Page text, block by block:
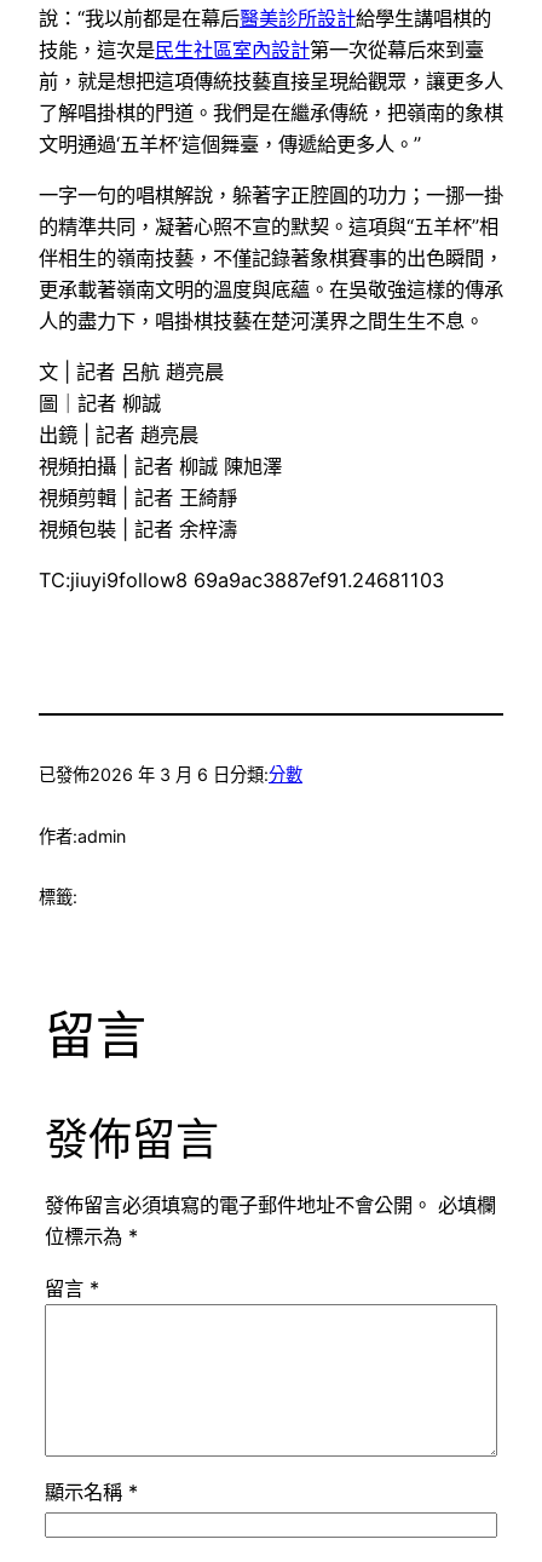
說：“我以前都是在幕后醫美診所設計給學生講唱棋的
技能，這次是民生社區室內設計第一次從幕后來到臺
前，就是想把這項傳統技藝直接呈現給觀眾，讓更多人
了解唱掛棋的門道。我們是在繼承傳統，把嶺南的象棋
文明通過‘五羊杯’這個舞臺，傳遞給更多人。”
一字一句的唱棋解說，躲著字正腔圓的功力；一挪一掛
的精準共同，凝著心照不宣的默契。這項與“五羊杯”相
伴相生的嶺南技藝，不僅記錄著象棋賽事的出色瞬間，
更承載著嶺南文明的溫度與底蘊。在吳敬強這樣的傳承
人的盡力下，唱掛棋技藝在楚河漢界之間生生不息。
文 | 記者 呂航 趙亮晨
圖｜記者 柳誠
出鏡 | 記者 趙亮晨
視頻拍攝 | 記者 柳誠 陳旭澤
視頻剪輯 | 記者 王綺靜
視頻包裝 | 記者 余梓濤
TC:jiuyi9follow8 69a9ac3887ef91.24681103
已發佈2026 年 3 月 6 日分類:分數
作者:admin
標籤:
留言
發佈留言
發佈留言必須填寫的電子郵件地址不會公開。 必填欄
位標示為 *
留言 *
顯示名稱 *